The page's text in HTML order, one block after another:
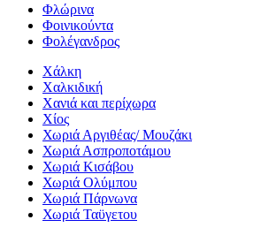
Φλώρινα
Φοινικούντα
Φολέγανδρος
Χάλκη
Χαλκιδική
Χανιά και περίχωρα
Χίος
Χωριά Αργιθέας/ Μουζάκι
Χωριά Ασπροποτάμου
Χωριά Κισάβου
Χωριά Ολύμπου
Χωριά Πάρνωνα
Χωριά Ταϋγετου